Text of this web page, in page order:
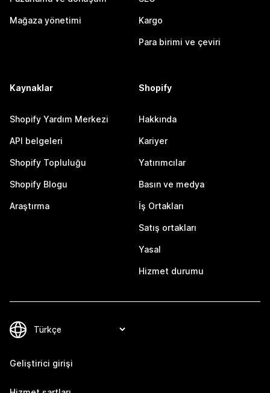
Mağaza yönetimi Kargo
Para birimi ve çeviri
Kaynaklar
Shopify Yardım Merkezi
API belgeleri
Shopify Topluluğu
Shopify Blogu
Araştırma
Shopify
Hakkında
Kariyer
Yatırımcılar
Basın ve medya
İş Ortakları
Satış ortakları
Yasal
Hizmet durumu
Geliştirici girişi